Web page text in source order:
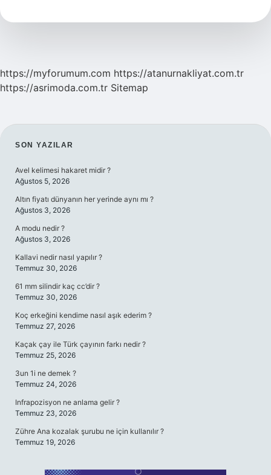
https://myforumum.com https://atanurnakliyat.com.tr
https://asrimoda.com.tr Sitemap
SIDEBAR
SON YAZILAR
Avel kelimesi hakaret midir ?
Ağustos 5, 2026
Altın fiyatı dünyanın her yerinde aynı mı ?
Ağustos 3, 2026
A modu nedir ?
Ağustos 3, 2026
Kallavi nedir nasıl yapılır ?
Temmuz 30, 2026
61 mm silindir kaç cc’dir ?
Temmuz 30, 2026
Koç erkeğini kendime nasıl aşık ederim ?
Temmuz 27, 2026
Kaçak çay ile Türk çayının farkı nedir ?
Temmuz 25, 2026
3un 1i ne demek ?
Temmuz 24, 2026
Infrapozisyon ne anlama gelir ?
Temmuz 23, 2026
Zühre Ana kozalak şurubu ne için kullanılır ?
Temmuz 19, 2026